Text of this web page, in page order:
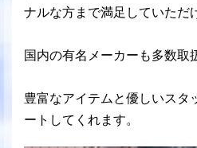
ナルな方まで満足していただ
国内の有名メーカーも多数取
豊富なアイテムと優しいスタ
ートしてくれます。